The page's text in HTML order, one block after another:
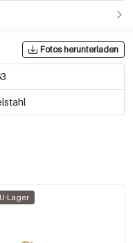
Fotos herunterladen
Lager